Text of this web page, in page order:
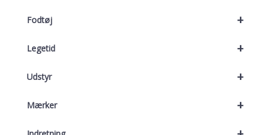
+
Fodtøj
+
Legetid
+
Udstyr
+
Mærker